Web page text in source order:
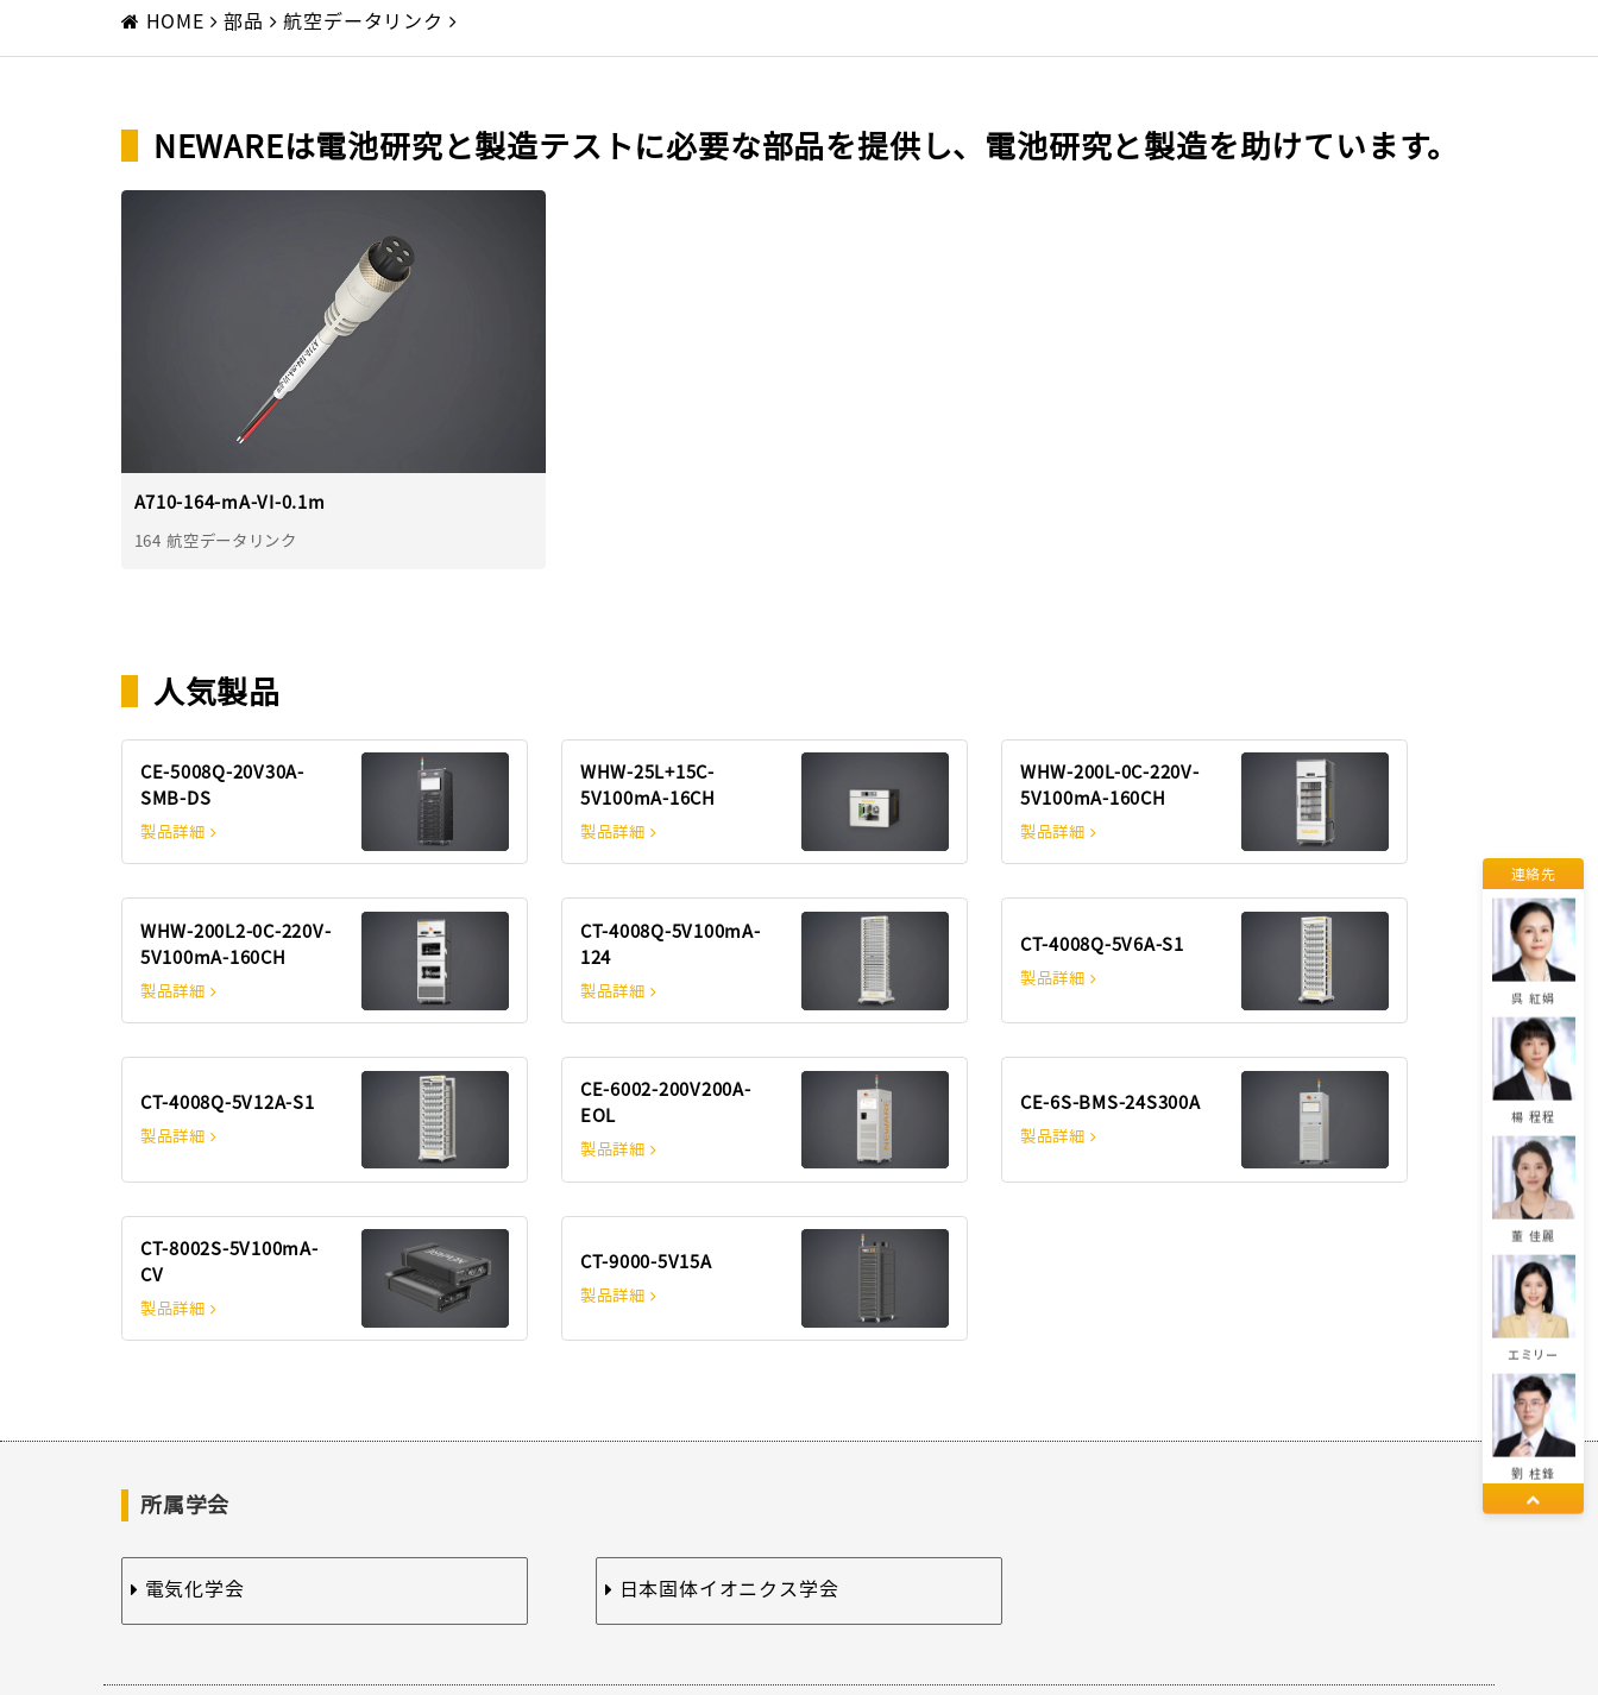
HOME 部品 航空データリンク
NEWAREは電池研究と製造テストに必要な部品を提供し、電池研究と製造を助けています。
A710-164-mA-VI-0.1m
164 航空データリンク
人気製品
CE-5008Q-20V30A-
SMB-DS
製品詳細
WHW-25L+15C-
5V100mA-16CH
製品詳細
WHW-200L-0C-220V-
5V100mA-160CH
製品詳細
WHW-200L2-0C-220V-
5V100mA-160CH
製品詳細
CT-4008Q-5V100mA-
124
製品詳細
CT-4008Q-5V6A-S1
製品詳細
CT-4008Q-5V12A-S1
製品詳細
CE-6002-200V200A-
EOL
製品詳細
CE-6S-BMS-24S300A
製品詳細
CT-8002S-5V100mA-
CV
製品詳細
CT-9000-5V15A
製品詳細
所属学会
電気化学会 日本固体イオニクス学会
連絡先
劉 易
呉 紅娟
楊 程程
董 佳麗
エミリー
劉 柱鋒